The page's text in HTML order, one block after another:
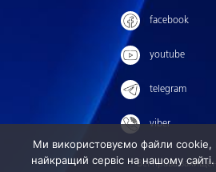
facebook
youtube
telegram
viber
Всі права
Ми використовуємо файли cookie,
найкращий сервіс на нашому